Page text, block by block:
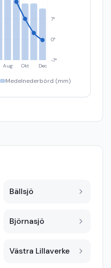
Aug Okt Dec
-7°
0°
7°
Medelnederbörd (mm)
Bällsjö
Björnasjö
Västra Lillaverke